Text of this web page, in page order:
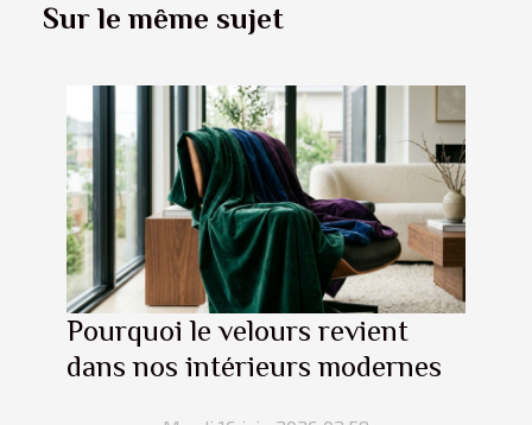
Sur le même sujet
Pourquoi le velours revient
dans nos intérieurs modernes